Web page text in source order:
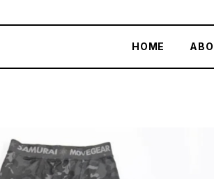
HOME